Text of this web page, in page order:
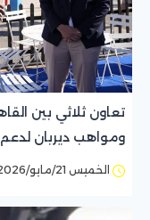
تعاون ثلاثي بين
ومواهب ديربان لدعم
الخميس 21/مايو/2026 - 03:08 م